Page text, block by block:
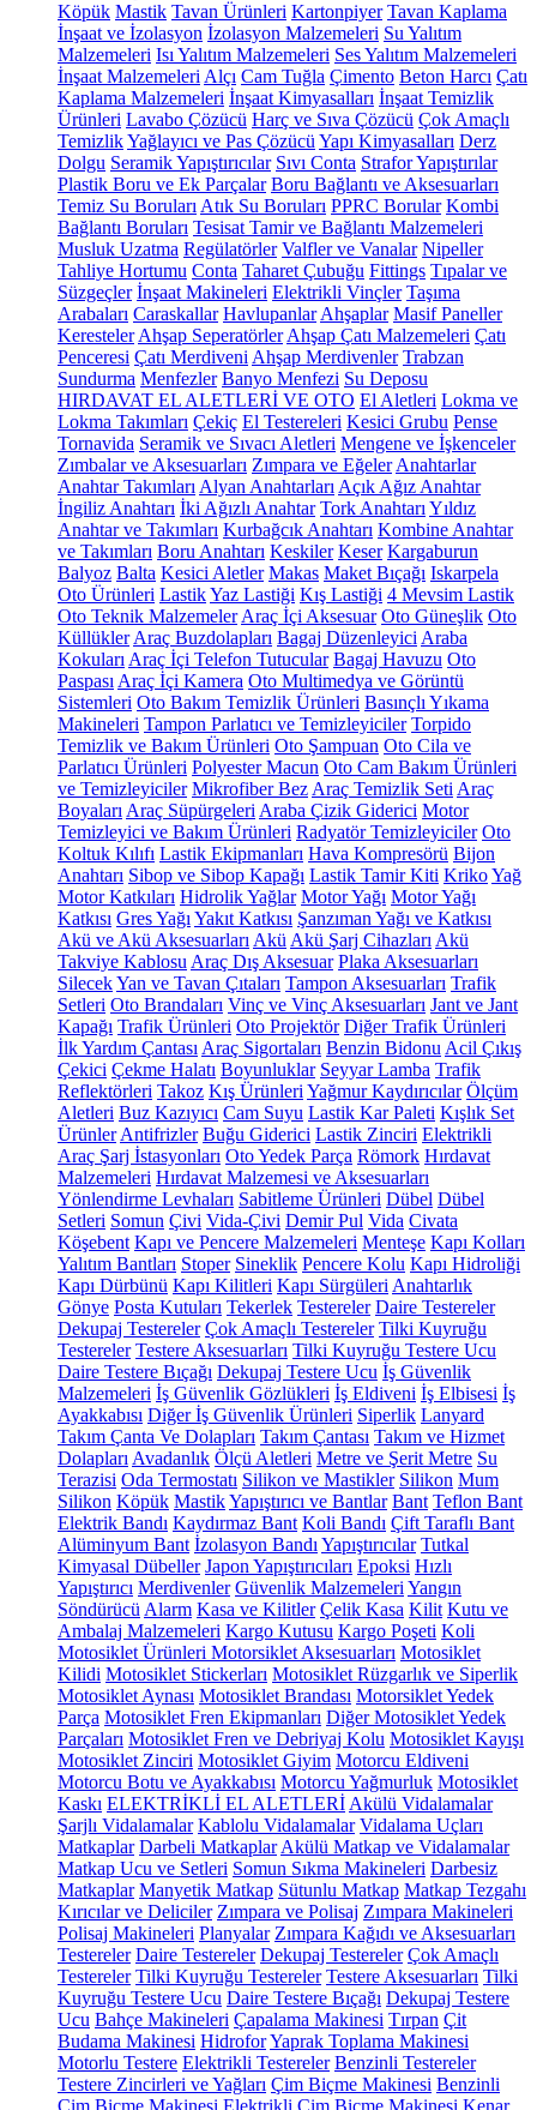
Köpük Mastik Tavan Ürünleri Kartonpiyer Tavan Kaplama
İnşaat ve İzolasyon İzolasyon Malzemeleri Su Yalıtım
Malzemeleri Isı Yalıtım Malzemeleri Ses Yalıtım Malzemeleri
İnşaat Malzemeleri Alçı Cam Tuğla Çimento Beton Harcı Çatı
Kaplama Malzemeleri İnşaat Kimyasalları İnşaat Temizlik
Ürünleri Lavabo Çözücü Harç ve Sıva Çözücü Çok Amaçlı
TemizlikYağlayıcı ve Pas Çözücü Yapı Kimyasalları Derz
Dolgu Seramik Yapıştırıcılar Sıvı Conta Strafor Yapıştırılar
Plastik Boru ve Ek Parçalar Boru Bağlantı ve Aksesuarları
Temiz Su Boruları Atık Su Boruları PPRC Borular Kombi
Bağlantı Boruları Tesisat Tamir ve Bağlantı Malzemeleri
Musluk Uzatma Regülatörler Valfler ve Vanalar Nipeller
Tahliye Hortumu Conta Taharet Çubuğu Fittings Tıpalar ve
Süzgeçler İnşaat Makineleri Elektrikli Vinçler Taşıma
Arabaları Caraskallar Havlupanlar Ahşaplar Masif Paneller
Keresteler Ahşap Seperatörler Ahşap Çatı Malzemeleri Çatı
Penceresi Çatı Merdiveni Ahşap Merdivenler Trabzan
Sundurma Menfezler Banyo Menfezi Su Deposu
HIRDAVAT EL ALETLERİ VE OTO El Aletleri Lokma ve
Lokma Takımları Çekiç El Testereleri Kesici Grubu Pense
Tornavida Seramik ve Sıvacı Aletleri Mengene ve İşkenceler
Zımbalar ve Aksesuarları Zımpara ve Eğeler Anahtarlar
Anahtar Takımları Alyan Anahtarları Açık Ağız Anahtar
İngiliz Anahtarı İki Ağızlı Anahtar Tork Anahtarı Yıldız
Anahtar ve Takımları Kurbağcık Anahtarı Kombine Anahtar
ve Takımları Boru Anahtarı Keskiler Keser Kargaburun
Balyoz Balta Kesici Aletler Makas Maket Bıçağı Iskarpela
Oto Ürünleri LastikYaz Lastiği Kış Lastiği 4 Mevsim Lastik
Oto Teknik Malzemeler Araç İçi Aksesuar Oto Güneşlik Oto
Küllükler Araç Buzdolapları Bagaj Düzenleyici Araba
Kokuları Araç İçi Telefon Tutucular Bagaj Havuzu Oto
Paspası Araç İçi Kamera Oto Multimedya ve Görüntü
Sistemleri Oto Bakım Temizlik Ürünleri Basınçlı Yıkama
Makineleri Tampon Parlatıcı ve Temizleyiciler Torpido
Temizlik ve Bakım Ürünleri Oto Şampuan Oto Cila ve
Parlatıcı Ürünleri Polyester Macun Oto Cam Bakım Ürünleri
ve Temizleyiciler Mikrofiber Bez Araç Temizlik Seti Araç
Boyaları Araç Süpürgeleri Araba Çizik Giderici Motor
Temizleyici ve Bakım Ürünleri Radyatör Temizleyiciler Oto
Koltuk Kılıfı Lastik Ekipmanları Hava Kompresörü Bijon
Anahtarı Sibop ve Sibop Kapağı Lastik Tamir Kiti KrikoYağ
Motor Katkıları Hidrolik Yağlar Motor Yağı Motor Yağı
Katkısı Gres Yağı Yakıt Katkısı Şanzıman Yağı ve Katkısı
Akü ve Akü Aksesuarları Akü Akü Şarj Cihazları Akü
Takviye Kablosu Araç Dış Aksesuar Plaka Aksesuarları
SilecekYan ve Tavan Çıtaları Tampon Aksesuarları Trafik
Setleri Oto Brandaları Vinç ve Vinç Aksesuarları Jant ve Jant
Kapağı Trafik Ürünleri Oto Projektör Diğer Trafik Ürünleri
İlk Yardım Çantası Araç Sigortaları Benzin Bidonu Acil Çıkış
Çekici Çekme Halatı Boyunluklar Seyyar Lamba Trafik
Reflektörleri Takoz Kış Ürünleri Yağmur Kaydırıcılar Ölçüm
Aletleri Buz Kazıyıcı Cam Suyu Lastik Kar Paleti Kışlık Set
Ürünler Antifrizler Buğu Giderici Lastik Zinciri Elektrikli
Araç Şarj İstasyonları Oto Yedek Parça Römork Hırdavat
Malzemeleri Hırdavat Malzemesi ve Aksesuarları
Yönlendirme Levhaları Sabitleme Ürünleri Dübel Dübel
Setleri Somun Çivi Vida-Çivi Demir Pul Vida Civata
Köşebent Kapı ve Pencere Malzemeleri Menteşe Kapı Kolları
Yalıtım Bantları Stoper Sineklik Pencere Kolu Kapı Hidroliği
Kapı Dürbünü Kapı Kilitleri Kapı Sürgüleri Anahtarlık
Gönye Posta Kutuları Tekerlek Testereler Daire Testereler
Dekupaj Testereler Çok Amaçlı Testereler Tilki Kuyruğu
Testereler Testere Aksesuarları Tilki Kuyruğu Testere Ucu
Daire Testere Bıçağı Dekupaj Testere Ucu İş Güvenlik
Malzemeleri İş Güvenlik Gözlükleri İş Eldiveni İş Elbisesi İş
Ayakkabısı Diğer İş Güvenlik Ürünleri Siperlik Lanyard
Takım Çanta Ve Dolapları Takım Çantası Takım ve Hizmet
Dolapları Avadanlık Ölçü Aletleri Metre ve Şerit Metre Su
Terazisi Oda Termostatı Silikon ve Mastikler Silikon Mum
Silikon Köpük MastikYapıştırıcı ve Bantlar Bant Teflon Bant
Elektrik Bandı Kaydırmaz Bant Koli Bandı Çift Taraflı Bant
Alüminyum Bant İzolasyon Bandı Yapıştırıcılar Tutkal
Kimyasal Dübeller Japon Yapıştırıcıları Epoksi Hızlı
Yapıştırıcı Merdivenler Güvenlik Malzemeleri Yangın
Söndürücü Alarm Kasa ve Kilitler Çelik Kasa Kilit Kutu ve
Ambalaj Malzemeleri Kargo Kutusu Kargo Poşeti Koli
Motosiklet Ürünleri Motorsiklet Aksesuarları Motosiklet
Kilidi Motosiklet Stickerları Motosiklet Rüzgarlık ve Siperlik
Motosiklet Aynası Motosiklet Brandası Motorsiklet Yedek
Parça Motosiklet Fren Ekipmanları Diğer Motosiklet Yedek
Parçaları Motosiklet Fren ve Debriyaj Kolu Motosiklet Kayışı
Motosiklet Zinciri Motosiklet Giyim Motorcu Eldiveni
Motorcu Botu ve Ayakkabısı Motorcu Yağmurluk Motosiklet
Kaskı ELEKTRİKLİ EL ALETLERİ Akülü Vidalamalar
Şarjlı Vidalamalar Kablolu Vidalamalar Vidalama Uçları
Matkaplar Darbeli Matkaplar Akülü Matkap ve Vidalamalar
Matkap Ucu ve Setleri Somun Sıkma Makineleri Darbesiz
Matkaplar Manyetik Matkap Sütunlu Matkap Matkap Tezgahı
Kırıcılar ve Deliciler Zımpara ve Polisaj Zımpara Makineleri
Polisaj Makineleri Planyalar Zımpara Kağıdı ve Aksesuarları
Testereler Daire Testereler Dekupaj Testereler Çok Amaçlı
Testereler Tilki Kuyruğu Testereler Testere Aksesuarları Tilki
Kuyruğu Testere Ucu Daire Testere Bıçağı Dekupaj Testere
Ucu Bahçe Makineleri Çapalama Makinesi Tırpan Çit
Budama Makinesi HidroforYaprak Toplama Makinesi
Motorlu Testere Elektrikli Testereler Benzinli Testereler
Testere Zincirleri ve Yağları Çim Biçme Makinesi Benzinli
Çim Biçme Makinesi Elektrikli Çim Biçme Makinesi Kenar